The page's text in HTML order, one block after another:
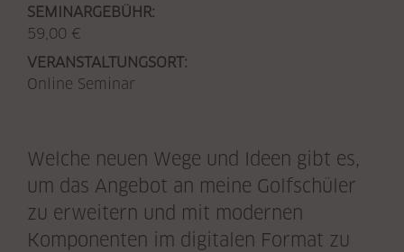
SEMINARGEBÜHR:
59,00 €
VERANSTALTUNGSORT:
Online Seminar
Welche neuen Wege und Ideen gibt es,
um das Angebot an meine Golfschüler
zu erweitern und mit modernen
Komponenten im digitalen Format zu